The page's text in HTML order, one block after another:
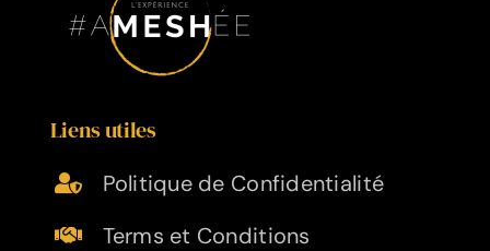
Liens utiles
Politique de Confidentialité
Terms et Conditions